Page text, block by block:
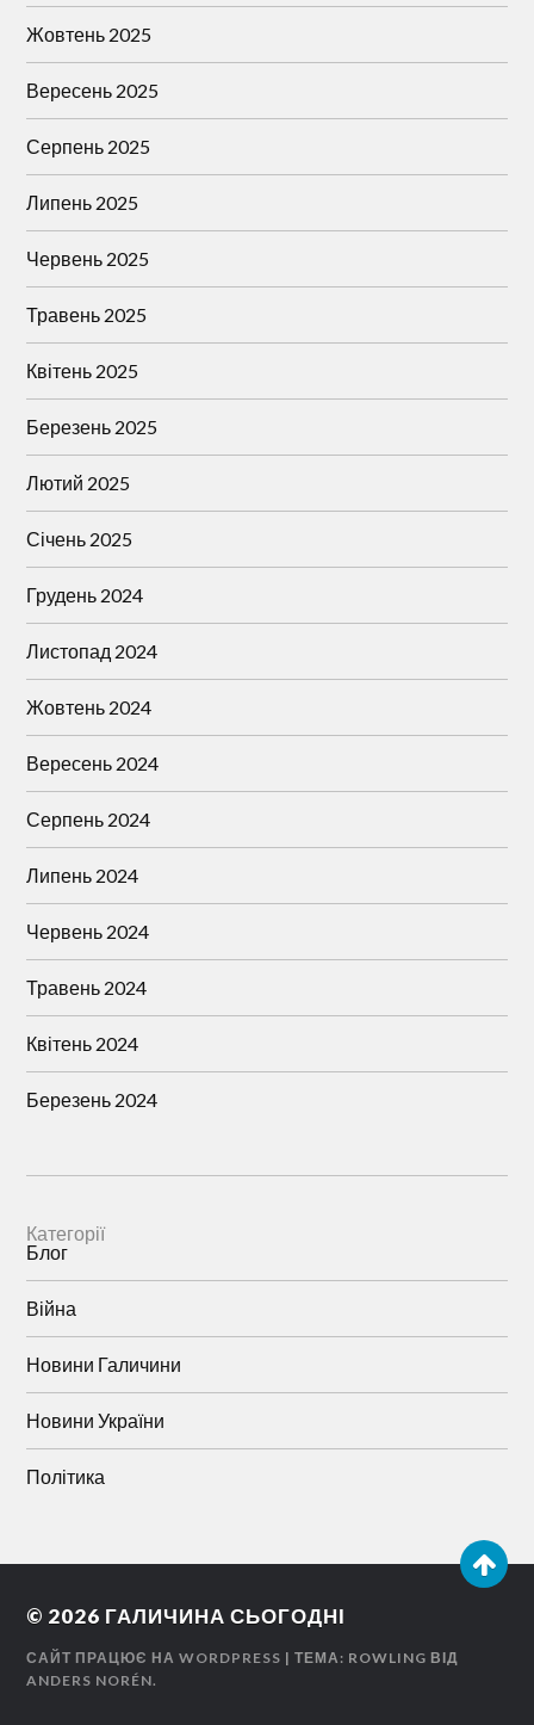
Жовтень 2025
Вересень 2025
Серпень 2025
Липень 2025
Червень 2025
Травень 2025
Квітень 2025
Березень 2025
Лютий 2025
Січень 2025
Грудень 2024
Листопад 2024
Жовтень 2024
Вересень 2024
Серпень 2024
Липень 2024
Червень 2024
Травень 2024
Квітень 2024
Березень 2024
Категорії
Блог
Війна
Новини Галичини
Новини України
Політика
© 2026 ГАЛИЧИНА СЬОГОДНІ
САЙТ ПРАЦЮЄ НА WORDPRESS | ТЕМА: ROWLING ВІД
ANDERS NORÉN.